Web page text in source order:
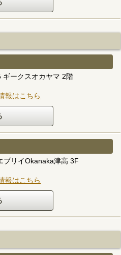
ギークスオカヤマ 2階
報はこちら
ブリイOkanaka津高 3F
報はこちら